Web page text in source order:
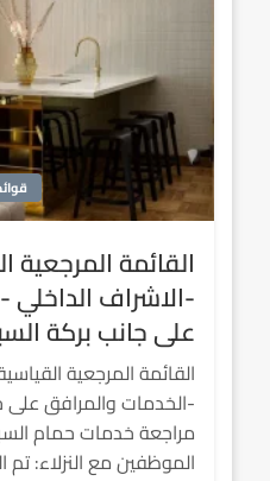
القائمة المرجعية
-الاشراف
على جانب بركة
القائمة المرجعية
-الخدمات والمرافق على
مراجعة خدمات حمام
الموظفين مع النزلاء: تم